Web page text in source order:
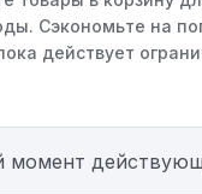
Сэкономьте на
действует
момент